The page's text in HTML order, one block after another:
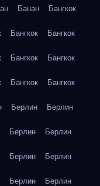
Банан Бангкок
Бангкок Бангкок
Бангкок Бангкок
Бангкок Бангкок
Берлин Берлин
Берлин Берлин
Берлин Берлин
Берлин Берлин